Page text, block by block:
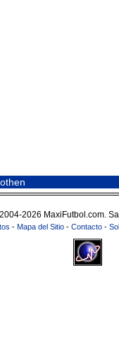
2026 MaxiFutbol.com.
- Mapa del Sitio - Contacto -